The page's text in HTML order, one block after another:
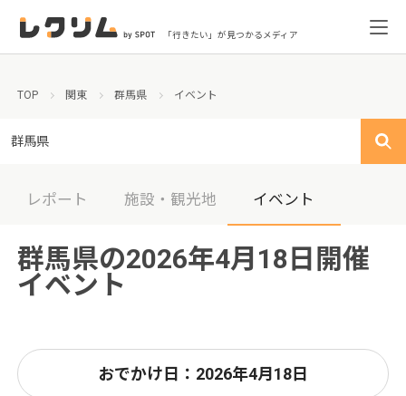
「行きたい」が見つかるメディア
TOP 関東 群馬県 イベント
群馬県
レポート 施設・観光地 イベント
群馬県の2026年4月18日開催
イベント
おでかけ日：2026年4月18日